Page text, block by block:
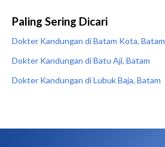
Paling Sering Dicari
Dokter Kandungan di Batam Kota, Batam
Dokter Kandungan di Batu Aji, Batam
Dokter Kandungan di Lubuk Baja, Batam